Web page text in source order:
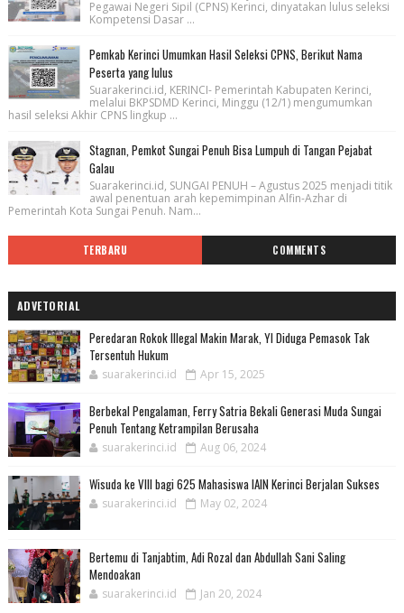
Pegawai Negeri Sipil (CPNS) Kerinci, dinyatakan lulus seleksi
Kompetensi Dasar ...
Pemkab Kerinci Umumkan Hasil Seleksi CPNS, Berikut Nama
Peserta yang lulus
Suarakerinci.id, KERINCI- Pemerintah Kabupaten Kerinci,
melalui BKPSDMD Kerinci, Minggu (12/1) mengumumkan
hasil seleksi Akhir CPNS lingkup ...
Stagnan, Pemkot Sungai Penuh Bisa Lumpuh di Tangan Pejabat
Galau
Suarakerinci.id, SUNGAI PENUH – Agustus 2025 menjadi titik
awal penentuan arah kepemimpinan Alfin-Azhar di
Pemerintah Kota Sungai Penuh. Nam...
TERBARU COMMENTS
ADVETORIAL
Peredaran Rokok Illegal Makin Marak, YI Diduga Pemasok Tak
Tersentuh Hukum
suarakerinci.id Apr 15, 2025
Berbekal Pengalaman, Ferry Satria Bekali Generasi Muda Sungai
Penuh Tentang Ketrampilan Berusaha
suarakerinci.id Aug 06, 2024
Wisuda ke VIII bagi 625 Mahasiswa IAIN Kerinci Berjalan Sukses
suarakerinci.id May 02, 2024
Bertemu di Tanjabtim, Adi Rozal dan Abdullah Sani Saling
Mendoakan
suarakerinci.id Jan 20, 2024